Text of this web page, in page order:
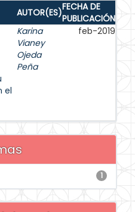
AUTOR(ES)FECHA DE
PUBLICACIÓN
el
Karina
Vianey
Ojeda
Peña
feb-2019
1